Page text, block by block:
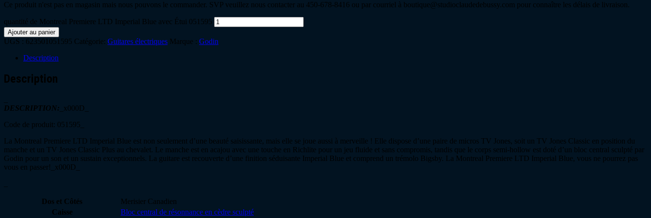
Ce produit n'est pas en magasin mais nous pouvons le commander. SVP veuillez nous contacter au 450-678-8416 ou par courriel à boutique@studioclaudedebussy.com pour connaître les délais de livraison.
quantité de Montreal Premiere LTD Imperial Blue avec Étui 051595
Ajouter au panier
UGS : 623501051595 Catégorie: Guitares électriques Marque : Godin
Description
Description
DESCRIPTION: _x000D_
Code de produit: 051595_
La Montreal Premiere LTD Imperial Blue est non seulement d’une beauté saisissante, mais elle se joue aussi à merveille ! Elle dispose d’une paire de micros TV Jones, soit un TV Jones Classic en position du
manche et un TV Jones Classic Plus au chevalet. Le manche est en acajou avec une touche en Richlite pour un jeu fluide et sans compromis, tandis que le corps semi-hollow est doté d’un bloc central sculpté par
Godin pour un son et un sustain exceptionnels. La guitare est recouverte d’une finition séduisante Imperial Blue et comprend un trémolo Bigsby. La Montreal Premiere LTD Imperial Blue, vous ne pourrez pas
vous en passer!_x000D_
Dos et Côtés
Merisier Canadien
Caisse
Bloc central de résonnance en cèdre sculpté